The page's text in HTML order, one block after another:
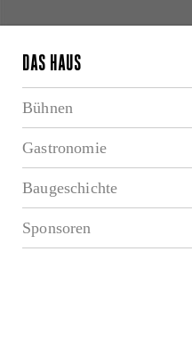
DAS HAUS
Bühnen
Gastronomie
Baugeschichte
Sponsoren